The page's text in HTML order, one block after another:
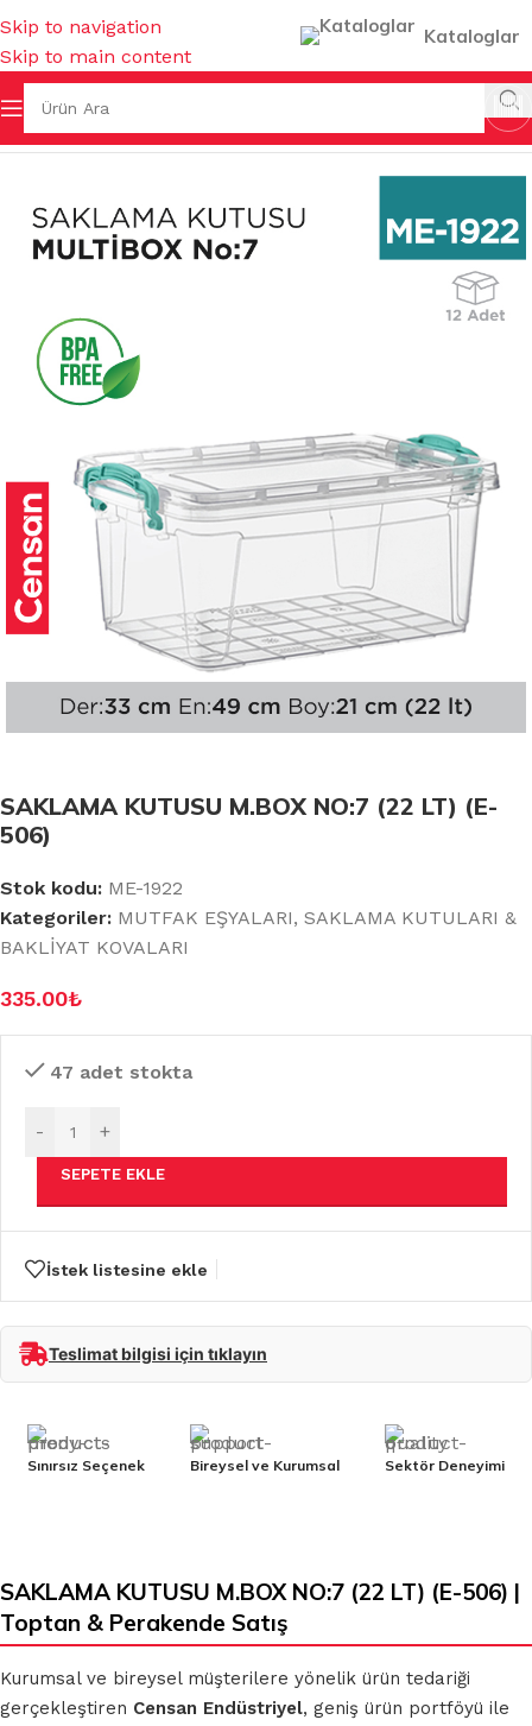
Skip to navigation
Skip to main content
Kataloglar
EŞYALARI SAKLAMA KUTULARI & BAKLİYAT KOVALARI
SAKLAMA KUTUSU M.BOX NO:7 (22 LT) (E-
506)
Stok kodu: ME-1922
Kategoriler: MUTFAK EŞYALARI, SAKLAMA KUTULARI &
BAKLİYAT KOVALARI
335.00₺
47 adet stokta
- +
SEPETE EKLE
İstek listesine ekle
Teslimat bilgisi için tıklayın
Sınırsız Seçenek Bireysel ve Kurumsal Sektör Deneyimi
SAKLAMA KUTUSU M.BOX NO:7 (22 LT) (E-506) |
Toptan & Perakende Satış
Kurumsal ve bireysel müşterilere yönelik ürün tedariği
gerçekleştiren Censan Endüstriyel, geniş ürün portföyü ile